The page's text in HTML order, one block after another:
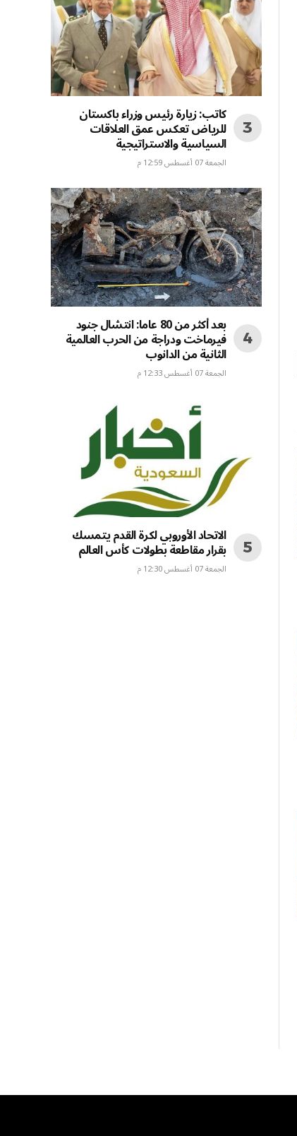
كاتب: زيارة رئيس وزراء باكستان
للرياض تعكس عمق العلاقات
السياسية والاستراتيجية
الجمعة 07 أغسطس 12:59 م
بعد أكثر من 80 عاما: انتشال جنود
فيرماخت ودراجة من الحرب العالمية
الثانية من الدانوب
الجمعة 07 أغسطس 12:33 م
الاتحاد الأوروبي لكرة القدم يتمسك
بقرار مقاطعة بطولات كأس العالم
الجمعة 07 أغسطس 12:30 م